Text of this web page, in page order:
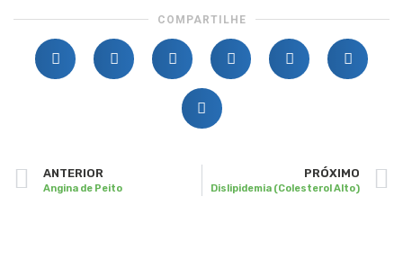
COMPARTILHE
ANTERIOR
Angina de Peito
PRÓXIMO
Dislipidemia (Colesterol Alto)